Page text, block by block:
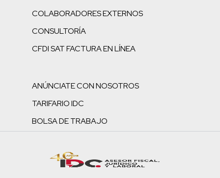
COLABORADORES EXTERNOS
CONSULTORÍA
CFDI SAT FACTURA EN LÍNEA
ANÚNCIATE CON NOSOTROS
TARIFARIO IDC
BOLSA DE TRABAJO